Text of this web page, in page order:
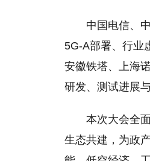
中国电信、
5G-A部署、行业
安徽铁塔、上海
研发、测试进展
本次大会全
生态共建，为政